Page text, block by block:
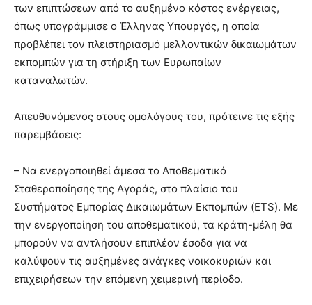
των επιπτώσεων από το αυξημένο κόστος ενέργειας,
όπως υπογράμμισε ο Έλληνας Υπουργός, η οποία
προβλέπει τον πλειστηριασμό μελλοντικών δικαιωμάτων
εκπομπών για τη στήριξη των Ευρωπαίων
καταναλωτών.
Απευθυνόμενος στους ομολόγους του, πρότεινε τις εξής
παρεμβάσεις:
– Να ενεργοποιηθεί άμεσα το Αποθεματικό
Σταθεροποίησης της Αγοράς, στο πλαίσιο του
Συστήματος Εμπορίας Δικαιωμάτων Εκπομπών (ETS). Με
την ενεργοποίηση του αποθεματικού, τα κράτη-μέλη θα
μπορούν να αντλήσουν επιπλέον έσοδα για να
καλύψουν τις αυξημένες ανάγκες νοικοκυριών και
επιχειρήσεων την επόμενη χειμερινή περίοδο.